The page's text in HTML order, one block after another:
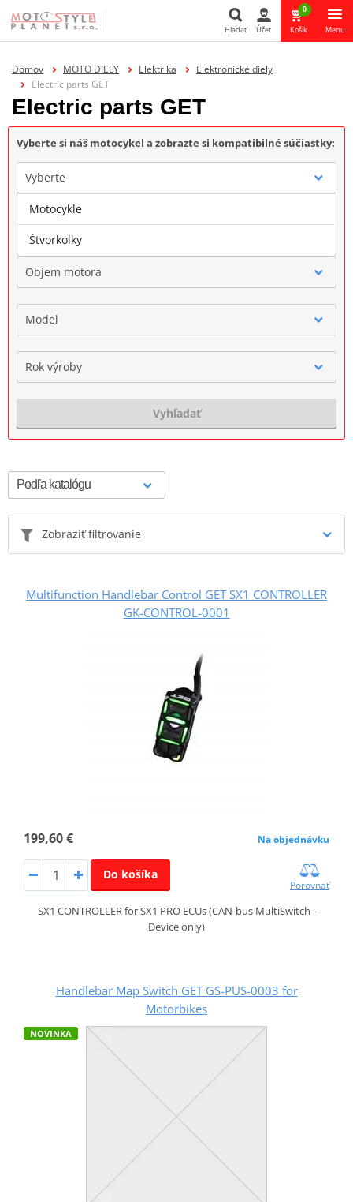
Hľadať Účet
0
Košík Menu
Domov MOTO DIELY Elektrika
Elektronické diely
Electric parts GET
Electric parts GET
Vyberte si náš motocykel a zobrazte si kompatibilné súčiastky:
Vyberte
Značka
Objem motora
Model
Rok výroby
Vyhľadať
Zobraziť filtrovanie
Multifunction Handlebar Control GET SX1 CONTROLLER
GK-CONTROL-0001
199,60 € Na objednávku
Do košíka
Porovnať
SX1 CONTROLLER for SX1 PRO ECUs (CAN-bus MultiSwitch -
Device only)
Handlebar Map Switch GET GS-PUS-0003 for
Motorbikes
NOVINKA
Motocykle
Štvorkolky